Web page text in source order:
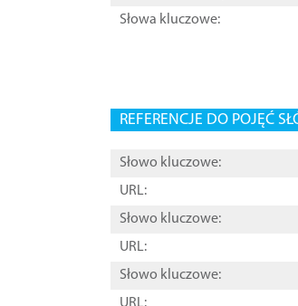
Słowa kluczowe:
REFERENCJE DO POJĘĆ
Słowo kluczowe:
URL:
Słowo kluczowe:
URL:
Słowo kluczowe: